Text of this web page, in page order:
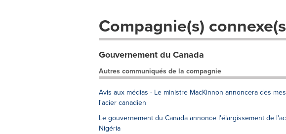
Compagnie(s)
Gouvernement du Canada
Autres communiqués de la compagnie
Avis aux médias - Le ministre MacKinnon annoncera des
l'acier canadien
Le gouvernement du Canada annonce l'élargissement de
Nigéria